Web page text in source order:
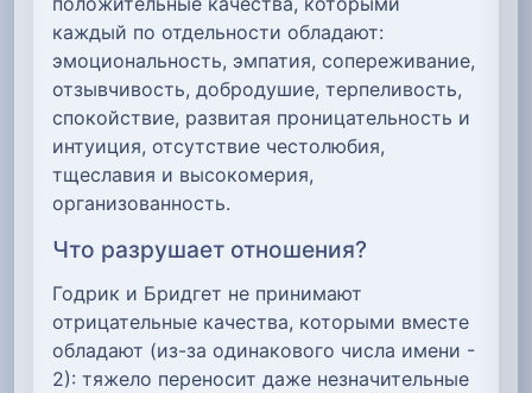
каждый по отдельности обладают:
эмоциональность, эмпатия, сопереживание,
отзывчивость, добродушие, терпеливость,
спокойствие, развитая проницательность и
интуиция, отсутствие честолюбия,
тщеславия и высокомерия,
организованность.
Что разрушает отношения?
Годрик и Бридгет не принимают
отрицательные качества, которыми вместе
обладают (из-за одинакового числа имени -
2): тяжело переносит даже незначительные